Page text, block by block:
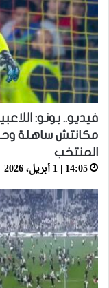
فيديو.. بونو:
مكانتش ساهلة وحنا
المنتخب
14:05 | 1 أبريل، 2026